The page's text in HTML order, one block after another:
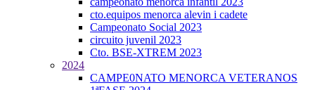
cto.equipos menorca alevin i cadete
Campeonato Social 2023
circuito juvenil 2023
Cto. BSE-XTREM 2023
2024
CAMPE0NATO MENORCA VETERANOS